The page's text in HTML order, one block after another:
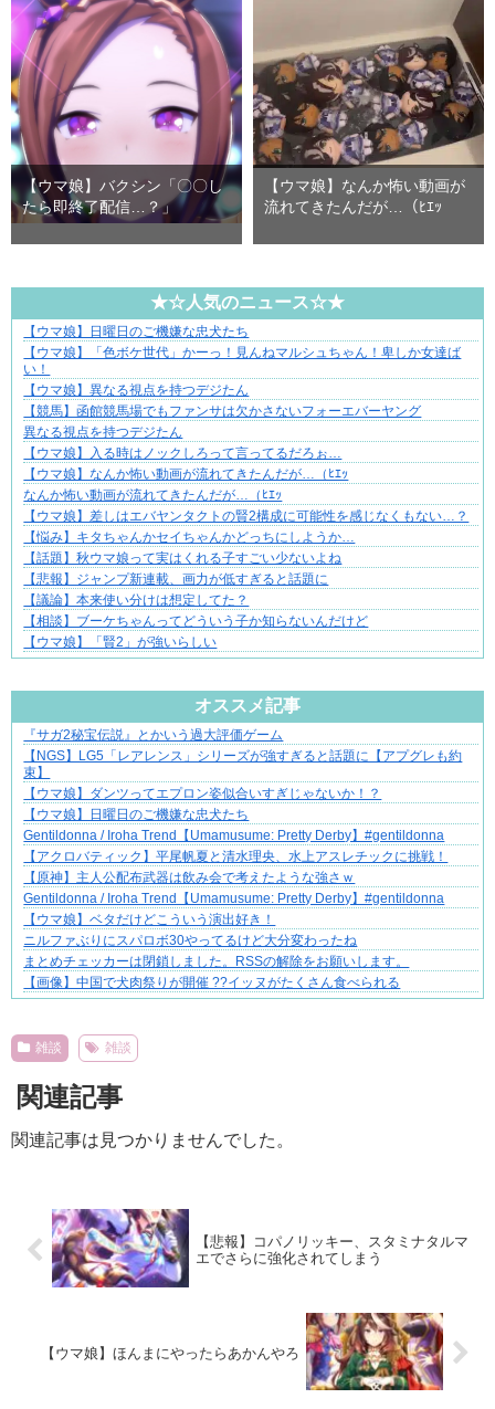
【ウマ娘】バクシン「〇〇し
たら即終了配信…？」
【ウマ娘】なんか怖い動画が
流れてきたんだが…（ﾋｴｯ
★☆人気のニュース☆★
妻が嫌すぎて壊れていった、ある夫の現実
【ウマ娘】日曜日のご機嫌な忠犬たち
【ウマ娘】「色ボケ世代」かーっ！見んねマルシュちゃん！卑しか女達ば
い！
【ウマ娘】異なる視点を持つデジたん
【競馬】函館競馬場でもファンサは欠かさないフォーエバーヤング
異なる視点を持つデジたん
【ウマ娘】入る時はノックしろって言ってるだろぉ…
【ウマ娘】なんか怖い動画が流れてきたんだが…（ﾋｴｯ
なんか怖い動画が流れてきたんだが…（ﾋｴｯ
【ウマ娘】差しはエバヤンタクトの賢2構成に可能性を感じなくもない…？
【悩み】キタちゃんかセイちゃんかどっちにしようか…
【話題】秋ウマ娘って実はくれる子すごい少ないよね
【悲報】ジャンプ新連載、画力が低すぎると話題に
【議論】本来使い分けは想定してた？
【相談】ブーケちゃんってどういう子か知らないんだけど
【ウマ娘】「賢2」が強いらしい
オススメ記事
爽やか青年に忍び寄るストーカー疑惑
『サガ2秘宝伝説』とかいう過大評価ゲーム
【NGS】LG5「レアレンス」シリーズが強すぎると話題に【アプグレも約
束】
【ウマ娘】ダンツってエプロン姿似合いすぎじゃないか！？
【ウマ娘】日曜日のご機嫌な忠犬たち
Gentildonna / Iroha Trend【Umamusume: Pretty Derby】#gentildonna
【アクロバティック】平尾帆夏と清水理央、水上アスレチックに挑戦！
【原神】主人公配布武器は飲み会で考えたような強さｗ
Gentildonna / Iroha Trend【Umamusume: Pretty Derby】#gentildonna
【ウマ娘】ベタだけどこういう演出好き！
ニルファぶりにスパロボ30やってるけど大分変わったね
まとめチェッカーは閉鎖しました。RSSの解除をお願いします。
【画像】中国で犬肉祭りが開催 ??イッヌがたくさん食べられる
雑談 雑談
関連記事
関連記事は見つかりませんでした。
【悲報】コパノリッキー、スタミナタルマ
エでさらに強化されてしまう
【ウマ娘】ほんまにやったらあかんやろ